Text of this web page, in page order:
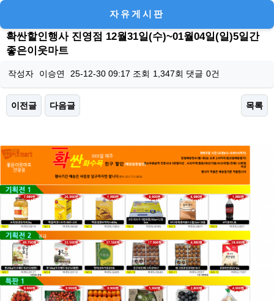
자유게시판
확싼할인행사 진영점 12월31일(수)~01월04일(일)5일간
좋은이웃마트
작성자 이승연 25-12-30 09:17 조회 1,347회 댓글 0건
이전글 다음글 목록
본문